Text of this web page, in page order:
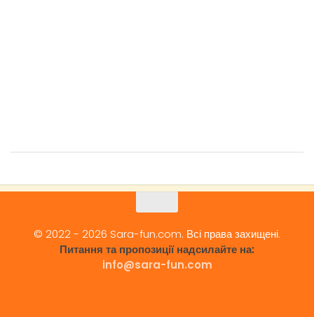
© 2022 - 2026 Sara-fun.com. Всі права захищені.
Питання та пропозиції надсилайте на:
info@sara-fun.com